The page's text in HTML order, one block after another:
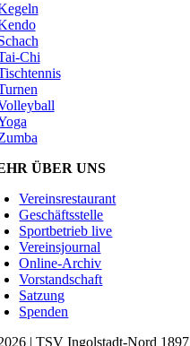
Chi
ÜBER UNS
Vereinsrestaurant
Geschäftsstelle
Sportbetrieb live
Vereinsjournal
Online-Archiv
Vorstandschaft
Satzung
Spenden
| TSV Ingolstadt-Nord